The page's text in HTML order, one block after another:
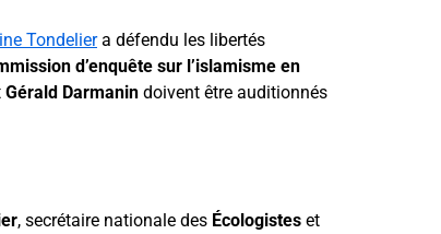
Tondeliera défendu les libertés
d’enquête sur l’islamisme en
Gérald Darmanin doivent être auditionnés
, secrétaire nationale des Écologistes et